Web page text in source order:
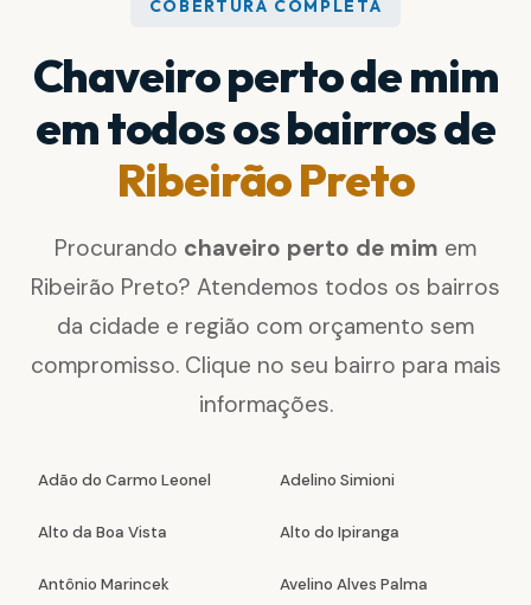
COBERTURA COMPLETA
Chaveiro perto de mim
em todos os bairros de
Ribeirão Preto
Procurando chaveiro perto de mim em
Ribeirão Preto? Atendemos todos os bairros
da cidade e região com orçamento sem
compromisso. Clique no seu bairro para mais
informações.
Adão do Carmo Leonel Adelino Simioni
Alto da Boa Vista Alto do Ipiranga
Antônio Marincek Avelino Alves Palma